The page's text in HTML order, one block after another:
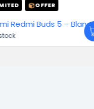
LIMITED
Insta 360 Flow 2